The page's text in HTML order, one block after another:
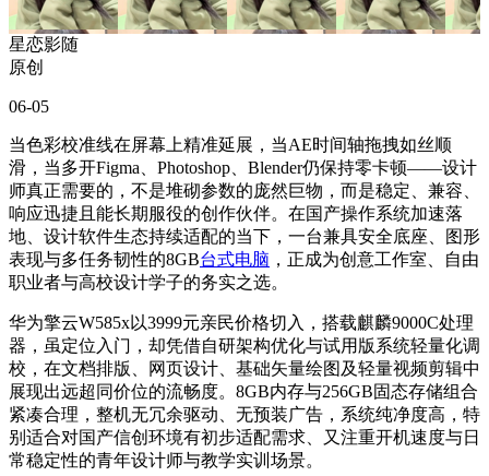
星恋影随
原创
06-05
当色彩校准线在屏幕上精准延展，当AE时间轴拖拽如丝顺
滑，当多开Figma、Photoshop、Blender仍保持零卡顿——设计
师真正需要的，不是堆砌参数的庞然巨物，而是稳定、兼容、
响应迅捷且能长期服役的创作伙伴。在国产操作系统加速落
地、设计软件生态持续适配的当下，一台兼具安全底座、图形
表现与多任务韧性的8GB台式电脑 ，正成为创意工作室、自由
职业者与高校设计学子的务实之选。
华为擎云W585x以3999元亲民价格切入，搭载麒麟9000C处理
器，虽定位入门，却凭借自研架构优化与试用版系统轻量化调
校，在文档排版、网页设计、基础矢量绘图及轻量视频剪辑中
展现出远超同价位的流畅度。8GB内存与256GB固态存储组合
紧凑合理，整机无冗余驱动、无预装广告，系统纯净度高，特
别适合对国产信创环境有初步适配需求、又注重开机速度与日
常稳定性的青年设计师与教学实训场景。